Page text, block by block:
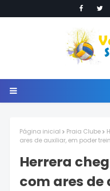
Página inicial Praia Clube
ares de auxiliar, em poder
Herrera
com ares de